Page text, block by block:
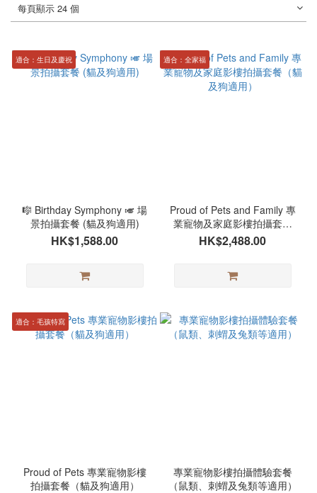
每頁顯示 24 個
適合：生日及慶祝
🎼 Birthday Symphony 🎺 場
景拍攝套餐 (貓及狗適用)
HK$1,588.00
適合：全家福
Proud of Pets and Family 專
業寵物及家庭影樓拍攝套餐
（貓及狗適用）
HK$2,488.00
適合：毛孩特寫
Proud of Pets 專業寵物影樓
拍攝套餐（貓及狗適用）
專業寵物影樓拍攝體驗套餐
（鼠類、刺蝟及兔類等適用）